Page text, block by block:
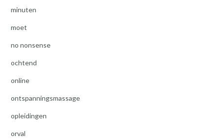
minuten
moet
no nonsense
ochtend
online
ontspanningsmassage
opleidingen
orval